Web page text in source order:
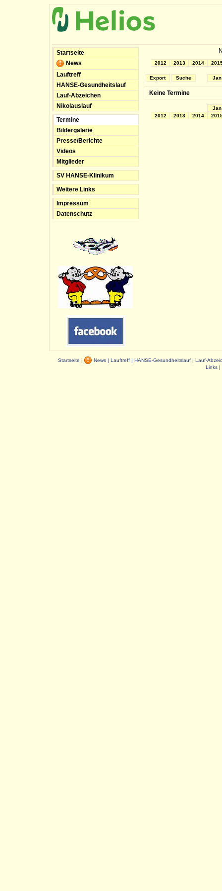
Startseite
News
Lauftreff
HANSE-Gesundheitslauf
Lauf-Abzeichen
Nikolauslauf
Termine
Bildergalerie
Presse/Berichte
Videos
Mitglieder
SV HANSE-Klinikum
Weitere Links
Impressum
Datenschutz
2014
2013
2012
Export Suche Jan
Keine Termine
Jan
2014
2013
2012
Startseite | News | Lauftreff | HANSE-Gesundheitslauf | Lauf-
Links |